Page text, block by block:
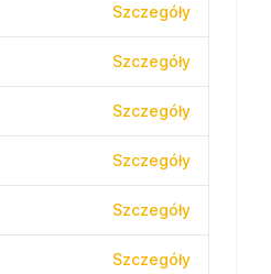
Szczegóły
Szczegóły
Szczegóły
Szczegóły
Szczegóły
Szczegóły